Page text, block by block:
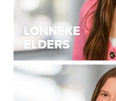
LONNEKE
ELDERS